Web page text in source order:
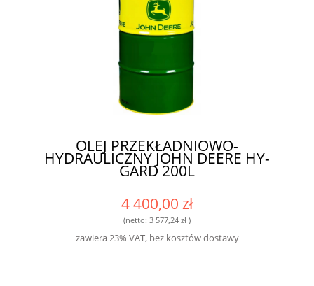
OLEJ PRZEKŁADNIOWO-
HYDRAULICZNY JOHN DEERE HY-
GARD 200L
4 400,00 zł
(netto: 3 577,24 zł )
zawiera 23% VAT, bez kosztów dostawy